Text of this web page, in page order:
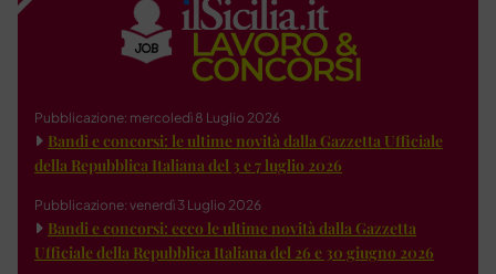
Pubblicazione: mercoledì 8 Luglio 2026
Bandi e concorsi: le ultime novità dalla Gazzetta Ufficiale
della Repubblica Italiana del 3 e 7 luglio 2026
Pubblicazione: venerdì 3 Luglio 2026
Bandi e concorsi: ecco le ultime novità dalla Gazzetta
Ufficiale della Repubblica Italiana del 26 e 30 giugno 2026